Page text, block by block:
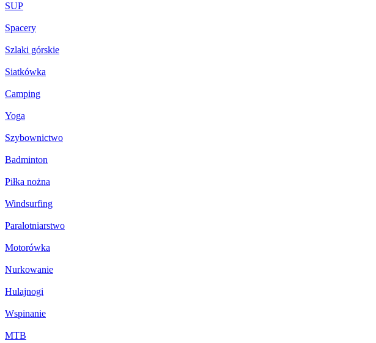
SUP
Spacery
Szlaki górskie
Siatkówka
Camping
Yoga
Szybownictwo
Badminton
Piłka nożna
Windsurfing
Paralotniarstwo
Motorówka
Nurkowanie
Hulajnogi
Wspinanie
MTB